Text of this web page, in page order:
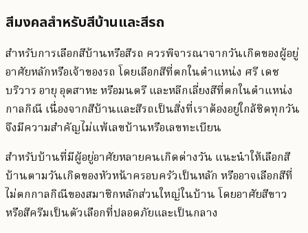
สีมงคลสำหรับสีบ้านและสีรถ
สำหรับการเลือกสีบ้านหรือสีรถ ควรพิจารณาจากวันเกิดของผู้อยู่
อาศัยหลักหรือเจ้าของรถ โดยเลือกสีที่ตกในตำแหน่ง ศรี เดช
บริวาร อายุ อุตสาหะ หรือมนตรี และหลีกเลี่ยงสีที่ตกในตำแหน่ง
กาลกิณี เนื่องจากสีบ้านและสีรถเป็นสิ่งที่เราต้องอยู่ใกล้ชิดทุกวัน
จึงมีความสำคัญไม่แพ้เลขบ้านหรือเลขทะเบียน
สำหรับบ้านที่มีผู้อยู่อาศัยหลายคนเกิดต่างวัน แนะนำให้เลือกสี
บ้านตามวันเกิดของหัวหน้าครอบครัวเป็นหลัก หรืออาจเลือกสีที่
ไม่ตกกาลกิณีของสมาชิกหลักส่วนใหญ่ในบ้าน โดยอาศัยสีขาว
หรือสีครีมเป็นตัวเลือกที่ปลอดภัยและเป็นกลาง